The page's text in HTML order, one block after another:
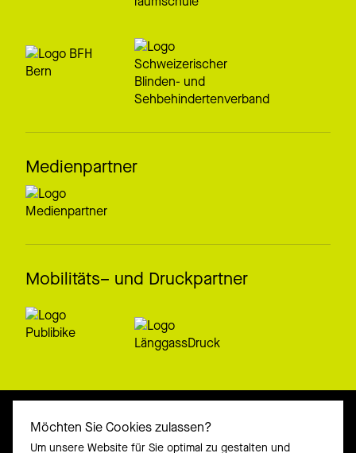
Medienpartner
Mobilitäts– und Druckpartner
Möchten Sie Cookies zulassen?
Um unsere Website für Sie optimal zu gestalten und